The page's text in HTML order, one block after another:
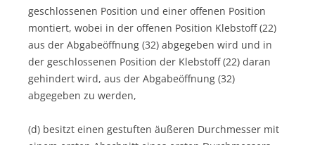
geschlossenen Position und einer offenen Position
montiert, wobei in der offenen Position Klebstoff (22)
aus der Abgabeöffnung (32) abgegeben wird und in
der geschlossenen Position der Klebstoff (22) daran
gehindert wird, aus der Abgabeöffnung (32)
abgegeben zu werden,
(d) besitzt einen gestuften äußeren Durchmesser mit